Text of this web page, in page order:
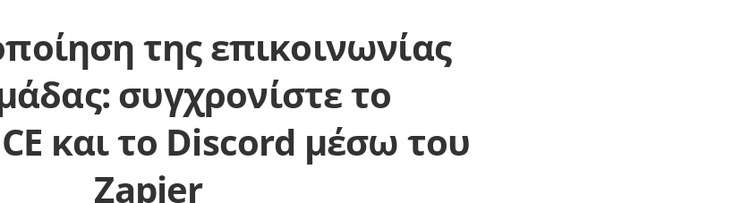
της επικοινωνίας
συγχρονίστε το
και το Discord μέσω του
Zapier